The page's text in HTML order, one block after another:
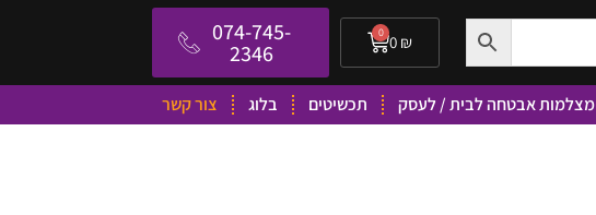
0 ₪
0
074-745-
2346
מצלמות אבטחה לבית / לעסק תכשיטים בלוג צור קשר